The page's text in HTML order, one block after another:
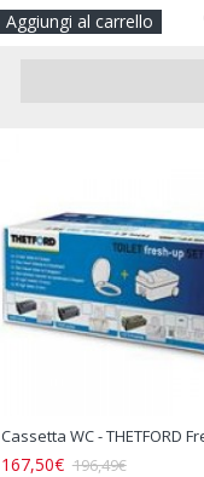
Aggiungi al carrello
Centrifuga per Insalata Retrattile Salvaspazio Camper
21,90€